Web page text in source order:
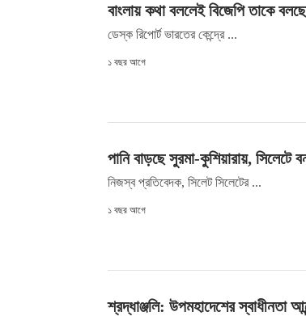
বাংলায় কথা বললেই বিজেপি তাকে
ডেস্ক রিপোর্ট ভারতের কেন্দ্রে ...
১ বছর আগে
পানি বাড়ছে সুরমা-কুশিয়ারায়, সিলেটে
নিজস্ব প্রতিবেদক, সিলেট সিলেটের ...
১ বছর আগে
শ্রদ্ধাঞ্জলি: উপমহাদেশের স্বাধীনতা